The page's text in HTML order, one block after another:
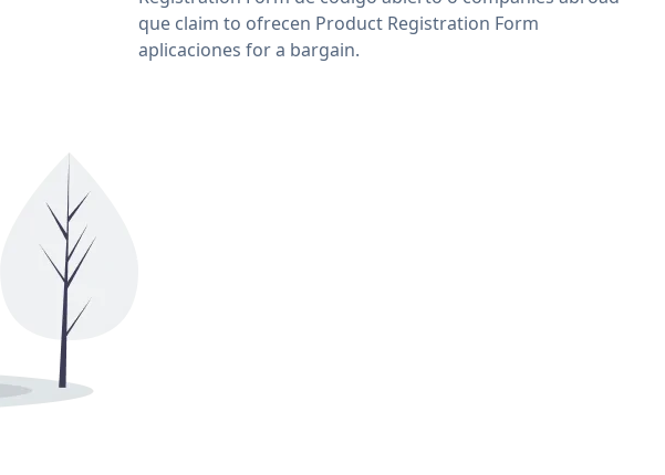
que claim to ofrecen Product Registration Form
aplicaciones for a bargain.